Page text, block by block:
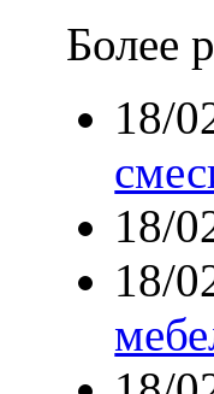
Более
18/
18/
18/